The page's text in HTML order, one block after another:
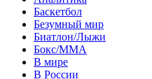
Баскетбол
Безумный мир
Биатлон/Лыжи
Бокс/MMA
В мире
В России